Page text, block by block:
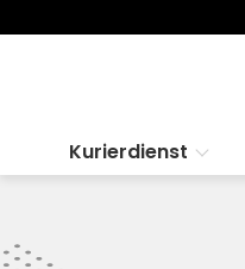
Kurierdienst